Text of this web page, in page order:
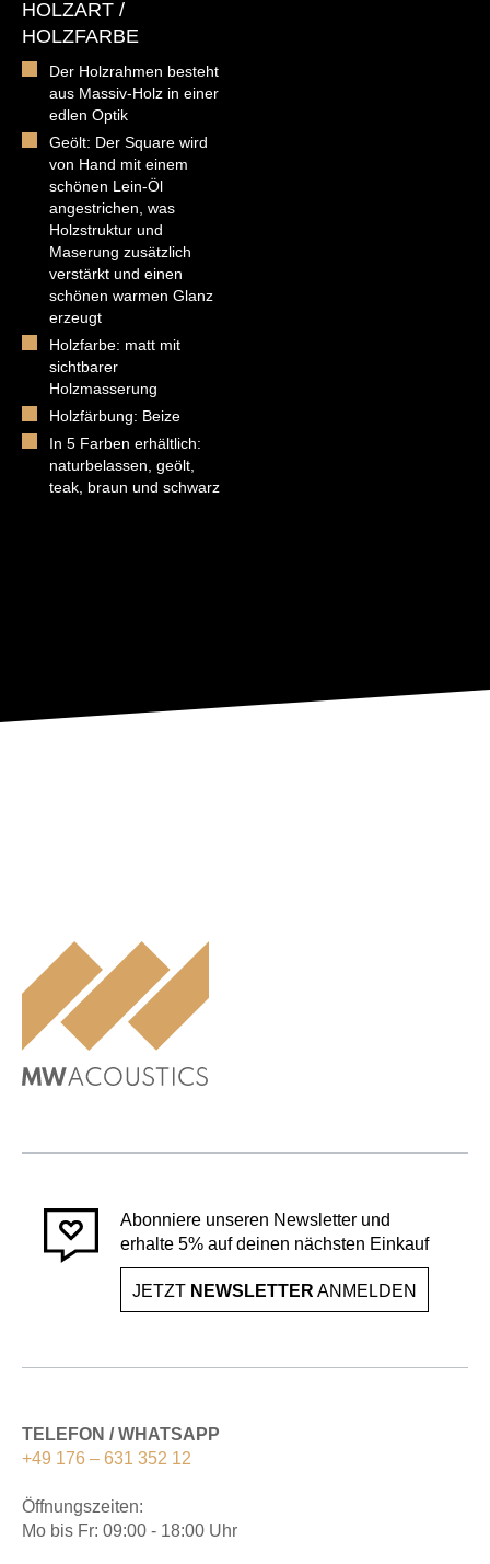
HOLZART /
HOLZFARBE
Der Holzrahmen besteht
aus Massiv-Holz in einer
edlen Optik
Geölt: Der Square wird
von Hand mit einem
schönen Lein-Öl
angestrichen, was
Holzstruktur und
Maserung zusätzlich
verstärkt und einen
schönen warmen Glanz
erzeugt
Holzfarbe: matt mit
sichtbarer
Holzmasserung
Holzfärbung: Beize
In 5 Farben erhältlich:
naturbelassen, geölt,
teak, braun und schwarz
Abonniere unseren Newsletter und
erhalte 5% auf deinen nächsten Einkauf
JETZT NEWSLETTER ANMELDEN
TELEFON / WHATSAPP
+49 176 – 631 352 12
Öffnungszeiten:
Mo bis Fr: 09:00 - 18:00 Uhr